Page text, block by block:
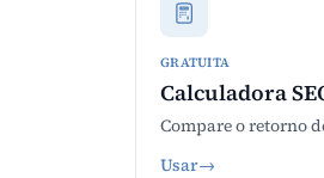
GRATUITA
Calculadora
Compare o retorno
Usar→